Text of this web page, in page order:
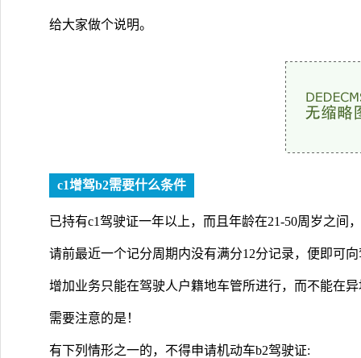
给大家做个说明。
c1增驾b2需要什么条件
已持有c1驾驶证一年以上，而且年龄在21-50周岁之间
请前最近一个记分周期内没有满分12分记录，便即可
增加业务只能在驾驶人户籍地车管所进行，而不能在
需要注意的是！
有下列情形之一的，不得申请机动车b2驾驶证: